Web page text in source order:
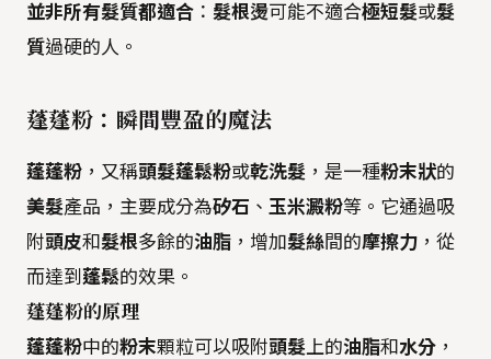
並非所有髮質都適合 ： 髮根燙可能不適合極短髮或髮
質過硬的人。
蓬蓬粉：瞬間豐盈的魔法
蓬蓬粉 ，又稱頭髮蓬鬆粉或乾洗髮 ，是一種粉末狀的
美髮產品，主要成分為矽石 、 玉米澱粉等。它通過吸
附頭皮和髮根多餘的油脂 ，增加髮絲間的摩擦力 ，從
而達到蓬鬆的效果。
蓬蓬粉的原理
蓬蓬粉中的粉末顆粒可以吸附頭髮上的油脂和水分 ，